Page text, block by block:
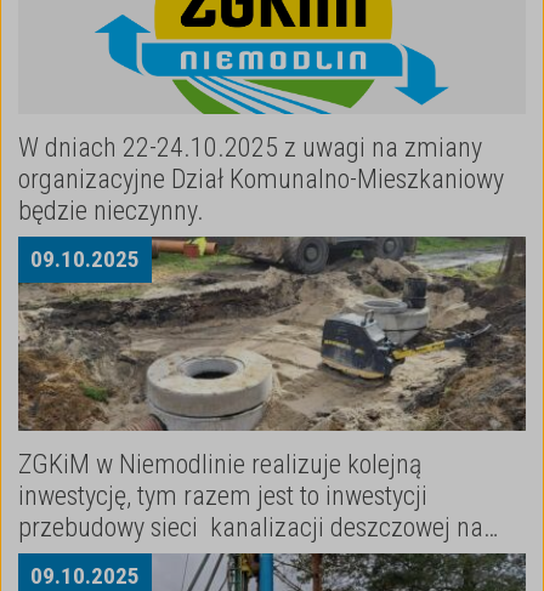
W dniach 22-24.10.2025 z uwagi na zmiany
organizacyjne Dział Komunalno-Mieszkaniowy
będzie nieczynny.
09.10.2025
ZGKiM w Niemodlinie realizuje kolejną
inwestycję, tym razem jest to inwestycji
przebudowy sieci kanalizacji deszczowej na
terenie miasta Niemodlina.
09.10.2025